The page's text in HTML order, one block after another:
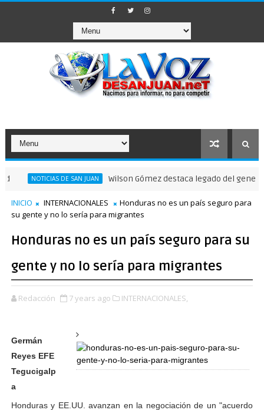
DE SAN JUAN Wilson Gómez destaca legado del general
INICIO INTERNACIONALES
Honduras no es un país seguro para
su gente y no lo sería para migrantes
Honduras no es un país seguro para su
gente y no lo sería para migrantes
Redacción 7 years ago INTERNACIONALES,
Germán
Reyes EFE
Tegucigalp
a
Honduras y EE.UU. avanzan en la negociación de un "acuerdo